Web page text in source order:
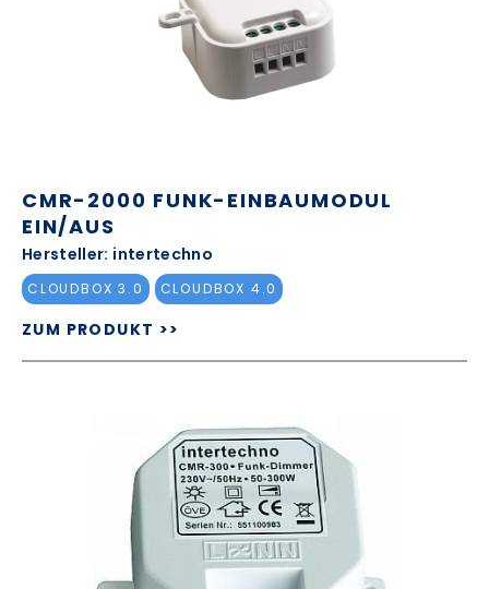
CMR-2000 FUNK-EINBAUMODUL
EIN/AUS
Hersteller: intertechno
CLOUDBOX 3.0 CLOUDBOX 4.0
ZUM PRODUKT >>